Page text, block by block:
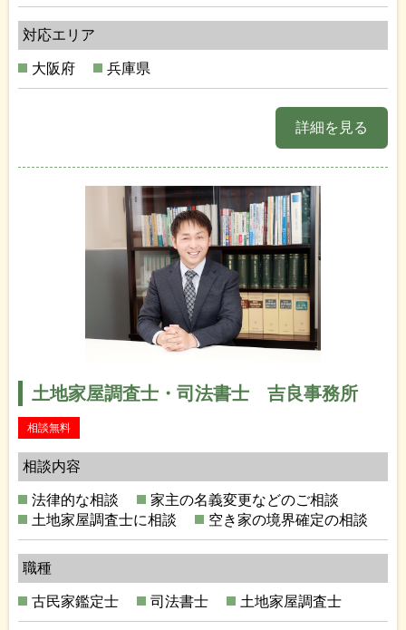
対応エリア
大阪府 兵庫県
詳細を見る
土地家屋調査士・司法書士 吉良事務所
相談無料
相談内容
法律的な相談
家主の名義変更などのご相談
土地家屋調査士に相談
空き家の境界確定の相談
職種
古民家鑑定士 司法書士 土地家屋調査士